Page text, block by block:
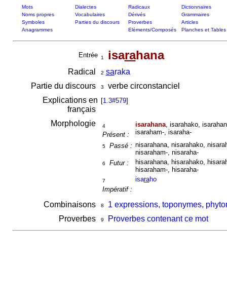
Mots Dialectes Radicaux
Dictionnaires
Noms propres
Vocabulaires Dérivés
Grammaires
Symboles
Parties du discours Proverbes
Articles
Anagrammes
Eléments/Composés Planches et Tables
Entrée 1 isarahana
Radical 2 saraka
Partie du discours
3
verbe circonstanciel
Explications en
français
[1.3#579]
Morphologie 4
Présent :
isarahana, isarahako,
isaraham-, isaraha-
5 Passé : nisarahana, nisarahako,
nisaraham-, nisaraha-
6 Futur :
hisarahana, hisarahako,
hisaraham-, hisaraha-
7
Impératif :
isaraho
Combinaisons 8
1 expressions, toponymes,
Proverbes
9 Proverbes contenant ce mot